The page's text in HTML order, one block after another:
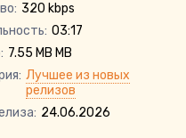
320 kbps
03:17
7.55 MB MB
Лучшее из новых
релизов
24.06.2026